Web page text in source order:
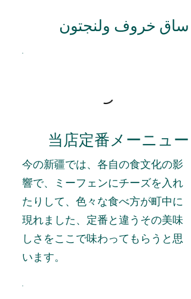
ساق خروف ولنجتون
当店定番メーニュー
今の新疆では、各自の食文化の影
響で、ミーフェンにチーズを入れ
たりして、色々な食べ方が町中に
現れました、定番と違うその美味
しさをここで味わってもらうと思
います。